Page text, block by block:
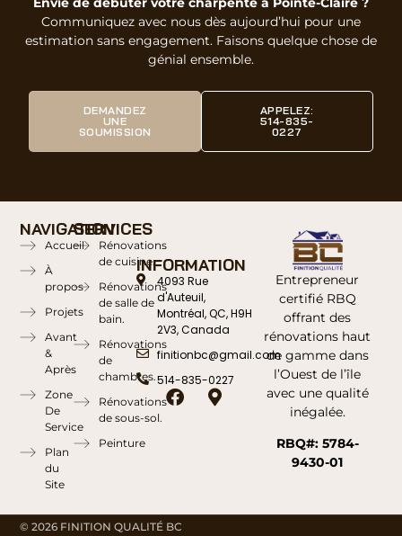
Communiquez avec nous dès aujourd’hui pour une
estimation sans engagement. Faisons quelque chose de
génial ensemble.
DEMANDEZ
UNE
SOUMISSION
APPELEZ:
514-835-
0227
Entrepreneur
certifié RBQ
offrant des
rénovations haut
de gamme dans
l’Ouest de l’île
avec une qualité
inégalée.
RBQ#: 5784-
9430-01
NAVIGATION
Accueil
À
propos
Projets
Avant
&
Après
Zone
De
Service
Plan
du
Site
SERVICES
Rénovations
de cuisine.
Rénovations
de salle de
bain.
Rénovations
de
chambres.
Rénovations
de sous-sol.
Peinture
INFORMATION
4093 Rue
d'Auteuil,
Montréal, QC, H9H
2V3, Canada
finitionbc@gmail.com
514-835-0227
© 2026 FINITION QUALITÉ BC